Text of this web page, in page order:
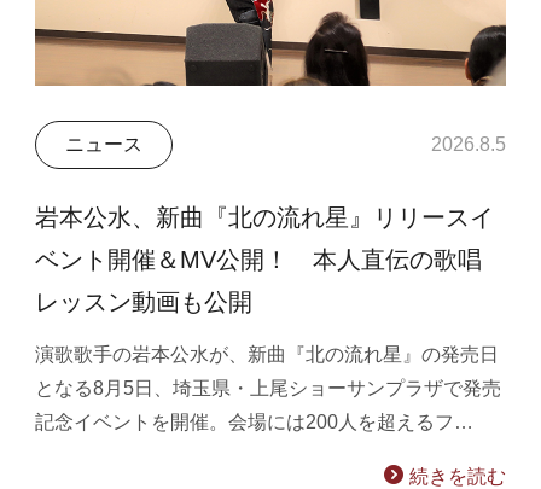
ニュース 2026.8.5
岩本公水、新曲『北の流れ星』リリースイ
ベント開催＆MV公開！ 本人直伝の歌唱
レッスン動画も公開
演歌歌手の岩本公水が、新曲『北の流れ星』の発売日
となる8月5日、埼玉県・上尾ショーサンプラザで発売
記念イベントを開催。会場には200人を超えるフ…
続きを読む